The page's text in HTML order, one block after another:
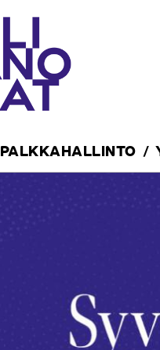
PALKKAHALLINTO